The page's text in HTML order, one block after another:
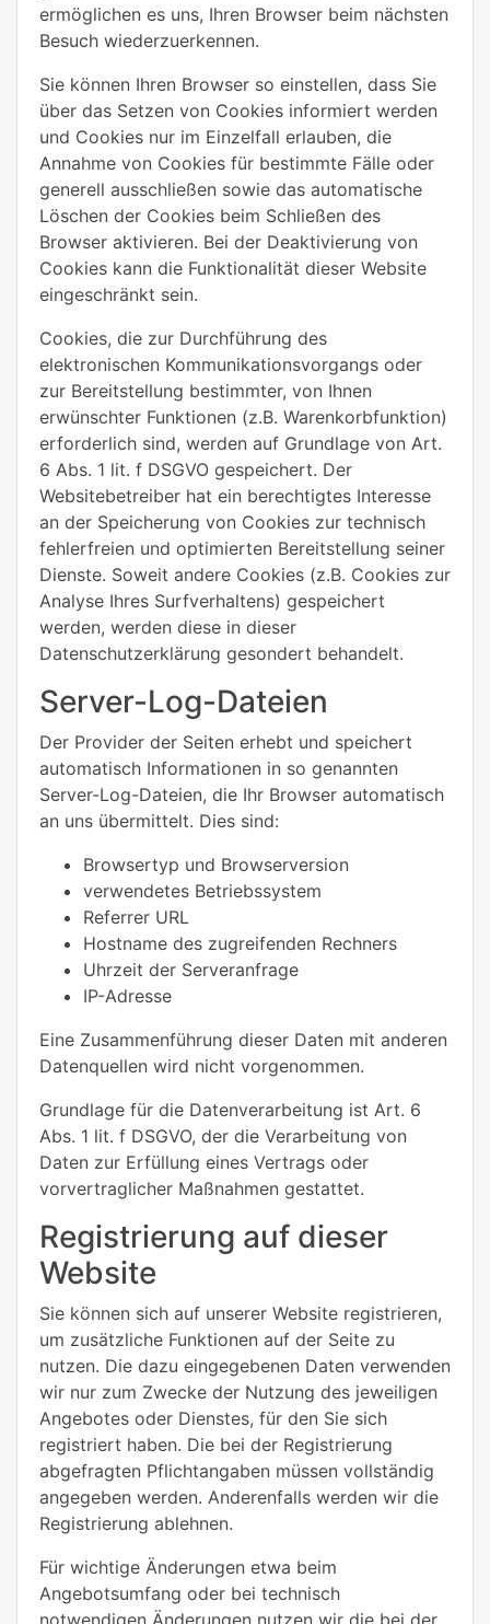
ermöglichen es uns, Ihren Browser beim nächsten
Besuch wiederzuerkennen.
Sie können Ihren Browser so einstellen, dass Sie
über das Setzen von Cookies informiert werden
und Cookies nur im Einzelfall erlauben, die
Annahme von Cookies für bestimmte Fälle oder
generell ausschließen sowie das automatische
Löschen der Cookies beim Schließen des
Browser aktivieren. Bei der Deaktivierung von
Cookies kann die Funktionalität dieser Website
eingeschränkt sein.
Cookies, die zur Durchführung des
elektronischen Kommunikationsvorgangs oder
zur Bereitstellung bestimmter, von Ihnen
erwünschter Funktionen (z.B. Warenkorbfunktion)
erforderlich sind, werden auf Grundlage von Art.
6 Abs. 1 lit. f DSGVO gespeichert. Der
Websitebetreiber hat ein berechtigtes Interesse
an der Speicherung von Cookies zur technisch
fehlerfreien und optimierten Bereitstellung seiner
Dienste. Soweit andere Cookies (z.B. Cookies zur
Analyse Ihres Surfverhaltens) gespeichert
werden, werden diese in dieser
Datenschutzerklärung gesondert behandelt.
Server-Log-Dateien
Der Provider der Seiten erhebt und speichert
automatisch Informationen in so genannten
Server-Log-Dateien, die Ihr Browser automatisch
an uns übermittelt. Dies sind:
Browsertyp und Browserversion
verwendetes Betriebssystem
Referrer URL
Hostname des zugreifenden Rechners
Uhrzeit der Serveranfrage
IP-Adresse
Eine Zusammenführung dieser Daten mit anderen
Datenquellen wird nicht vorgenommen.
Grundlage für die Datenverarbeitung ist Art. 6
Abs. 1 lit. f DSGVO, der die Verarbeitung von
Daten zur Erfüllung eines Vertrags oder
vorvertraglicher Maßnahmen gestattet.
Registrierung auf dieser
Website
Sie können sich auf unserer Website registrieren,
um zusätzliche Funktionen auf der Seite zu
nutzen. Die dazu eingegebenen Daten verwenden
wir nur zum Zwecke der Nutzung des jeweiligen
Angebotes oder Dienstes, für den Sie sich
registriert haben. Die bei der Registrierung
abgefragten Pflichtangaben müssen vollständig
angegeben werden. Anderenfalls werden wir die
Registrierung ablehnen.
Für wichtige Änderungen etwa beim
Angebotsumfang oder bei technisch
notwendigen Änderungen nutzen wir die bei der